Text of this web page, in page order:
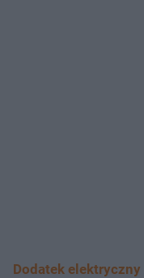
Dodatek elektryczny